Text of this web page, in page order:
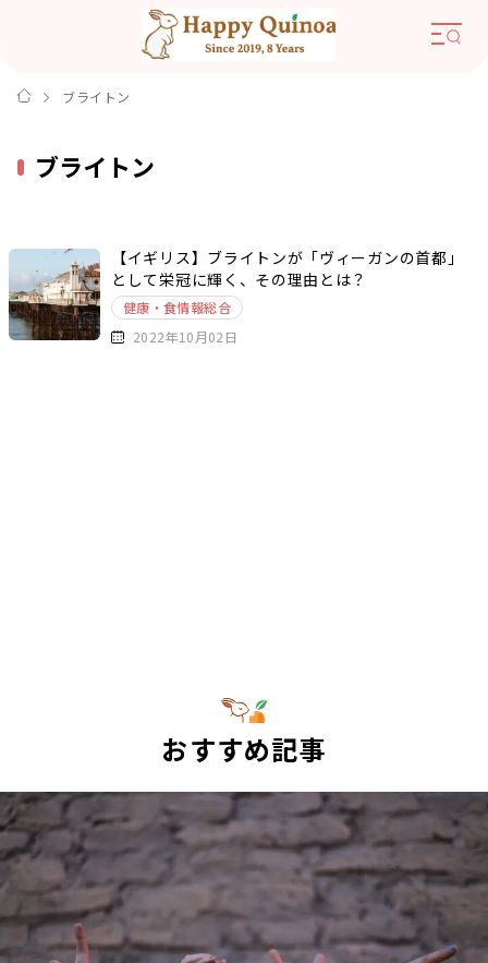
ブライトン
ブライトン
【イギリス】ブライトンが「ヴィーガンの首都」
として栄冠に輝く、その理由とは？
健康・食情報総合
2022年10月02日
おすすめ記事